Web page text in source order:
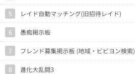
5 レイド自動マッチング(旧招待レイド)
6 愚痴掲示板
7 フレンド募集掲示板 (地域・ビビヨン検索)
8 進化大乱闘3